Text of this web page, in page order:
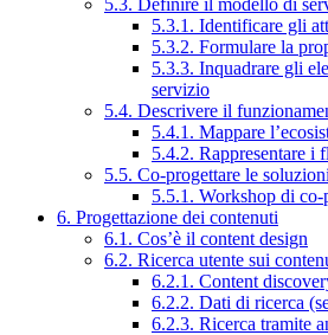
5.3. Definire il modello di
5.3.1. Identificare gli
5.3.2. Formulare la
5.3.3. Inquadrare gli
servizio
5.4. Descrivere il
5.4.1. Mappare
5.4.2. Rappresentare i
5.5. Co-progettare le soluzioni
5.5.1. Workshop di co-
6. Progettazione dei contenuti
6.1. Cos’è il content design
6.2. Ricerca utente sui
6.2.1. Content
6.2.2. Dati di ricerca
6.2.3. Ricerca tramite